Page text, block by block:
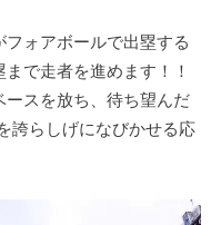
ォアボールで出塁する
で走者を進めます！！
スを放ち、待ち望んだ
誇らしげになびかせる応